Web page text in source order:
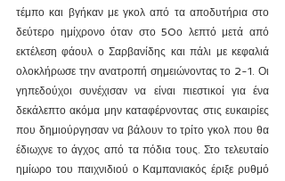
τέμπο και βγήκαν με γκολ από τα αποδυτήρια στο
δεύτερο ημίχρονο όταν στο 50ο λεπτό μετά από
εκτέλεση φάουλ ο Σαρβανίδης και πάλι με κεφαλιά
ολοκλήρωσε την ανατροπή σημειώνοντας το 2-1. Οι
γηπεδούχοι συνέχισαν να είναι πιεστικοί για ένα
δεκάλεπτο ακόμα μην καταφέρνοντας στις ευκαιρίες
που δημιούργησαν να βάλουν το τρίτο γκολ που θα
έδιωχνε το άγχος από τα πόδια τους. Στο τελευταίο
ημίωρο του παιχνιδιού ο Καμπανιακός έριξε ρυθμό